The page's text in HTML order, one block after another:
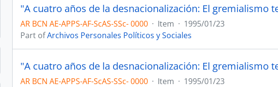
AR BCN AE-APPS-AF-ScAS-SSc- 0000 · Item · 1995/01/23
Part ofArchivos Personales Políticos y Sociales
AR BCN AE-APPS-AF-ScAS-SSc- 0000 · Item · 1995/01/23